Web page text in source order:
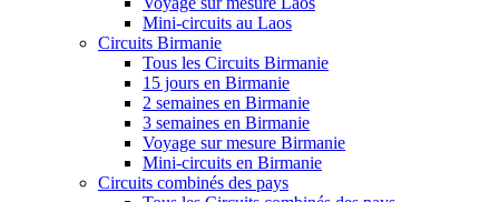
Mini-circuits au Laos
Circuits Birmanie
Tous les Circuits Birmanie
15 jours en Birmanie
2 semaines en Birmanie
3 semaines en Birmanie
Voyage sur mesure Birmanie
Mini-circuits en Birmanie
Circuits combinés des pays